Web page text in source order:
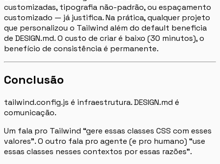
customizadas, tipografia não-padrão, ou espaçamento
customizado — já justifica. Na prática, qualquer projeto
que personalizou o Tailwind além do default beneficia
de DESIGN.md. O custo de criar é baixo (30 minutos), o
benefício de consistência é permanente.
Conclusão
tailwind.config.js é infraestrutura. DESIGN.md é
comunicação.
Um fala pro Tailwind “gere essas classes CSS com esses
valores”. O outro fala pro agente (e pro humano) “use
essas classes nesses contextos por essas razões”.